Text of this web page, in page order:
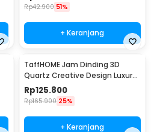
Rp42.900 51%
+ Keranjang
TaffHOME Jam Dinding 3D
Quartz Creative Design Luxury
Diamond 33cm - T6807
Rp125.800
Rp165.900 25%
+ Keranjang